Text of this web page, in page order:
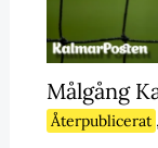
Målgång
Återpublicerat ,